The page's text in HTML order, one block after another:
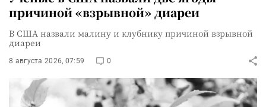
причиной «взрывной» диареи
В США назвали малину и клубнику причиной взрывной
диареи
8 августа 2026, 07:59 0